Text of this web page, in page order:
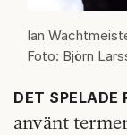
Ian
Foto: Björn
DET SPELADE
använt